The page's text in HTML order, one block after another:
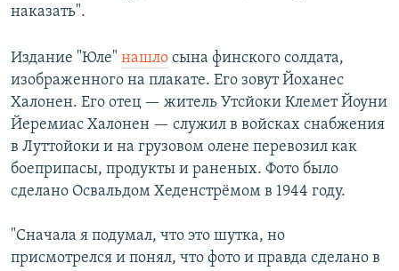
наказать".
Издание "Юле" нашло сына финского солдата,
изображенного на плакате. Его зовут Йоханес
Халонен. Его отец — житель Утсйоки Клемет Йоуни
Йеремиас Халонен — служил в войсках снабжения
в Луттойоки и на грузовом олене перевозил как
боеприпасы, продукты и раненых. Фото было
сделано Освальдом Хеденстрёмом в 1944 году.
"Сначала я подумал, что это шутка, но
присмотрелся и понял, что фото и правда сделано в